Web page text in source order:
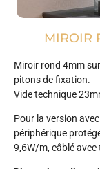
MIROIR
Miroir rond 4mm
pitons de fixation.
Vide technique
Pour la version
périphérique
9,6W/m, câblé